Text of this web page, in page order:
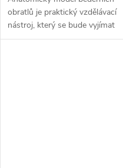
obratlů je praktický vzdělávací
nástroj, který se bude vyjímat
nejen v učebně, ale třeba také